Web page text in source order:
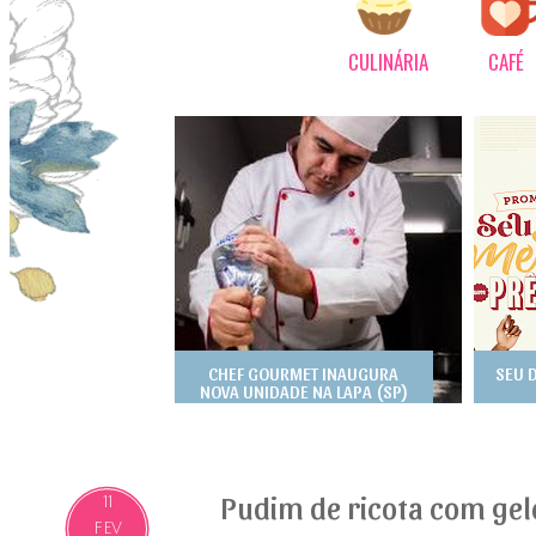
CULINÁRIA CAFÉ
CHEF GOURMET INAUGURA
NOVA UNIDADE NA LAPA (SP)
SEU
11
FEV
Pudim de ricota com